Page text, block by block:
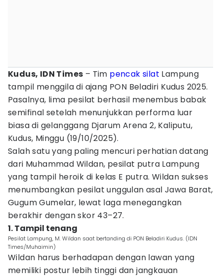
Kudus, IDN Times – Tim pencak silat Lampung
tampil menggila di ajang PON Beladiri Kudus 2025.
Pasalnya, lima pesilat berhasil menembus babak
semifinal setelah menunjukkan performa luar
biasa di gelanggang Djarum Arena 2, Kaliputu,
Kudus, Minggu (19/10/2025).
Salah satu yang paling mencuri perhatian datang
dari Muhammad Wildan, pesilat putra Lampung
yang tampil heroik di kelas E putra. Wildan sukses
menumbangkan pesilat unggulan asal Jawa Barat,
Gugum Gumelar, lewat laga menegangkan
berakhir dengan skor 43–27.
1. Tampil tenang
Pesilat Lampung, M. Wildan saat bertanding di PON Beladiri Kudus. (IDN
Times/Muhaimin)
Wildan harus berhadapan dengan lawan yang
memiliki postur lebih tinggi dan jangkauan